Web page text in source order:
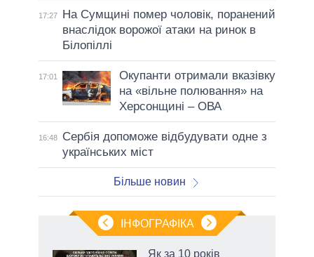
17:27
На Сумщині помер чоловік, поранений
внаслідок ворожої атаки на ринок в
Білопіллі
17:01
Окупанти отримали вказівку
на «вільне полювання» на
Херсонщині – ОВА
16:48
Сербія допоможе відбудувати одне з
українських міст
Більше новин
ІНФОГРАФІКА
Як за 10 років